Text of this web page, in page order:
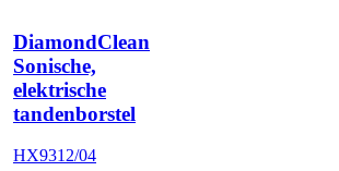
DiamondClean
Sonische,
elektrische
tandenborstel
HX9312/04